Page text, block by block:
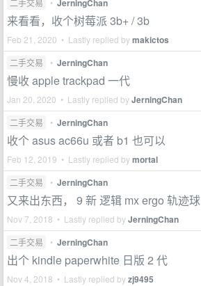
二手交易 • JerningChan
来看看，收个树莓派 3b+ / 3b
Feb 21, 2020 • Lastly replied bymakictos
二手交易 • JerningChan
慢收 apple trackpad 一代
Jan 20, 2020 • Lastly replied byJerningChan
二手交易 • JerningChan
收个 asus ac66u 或者 b1 也可以
Feb 12, 2019 • Lastly replied bymortal
二手交易 • JerningChan
又来出东西， 9 新 逻辑 mx ergo 轨迹球
Nov 7, 2018 • Lastly replied byJerningChan
二手交易 • JerningChan
出个 kindle paperwhite 日版 2 代
Nov 4, 2018 • Lastly replied byzj9495